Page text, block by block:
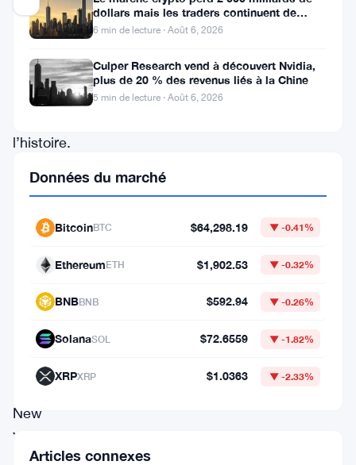
Securitize
vient
l’histoire.
société
débuts
Bourse
New
York
dollars mais les traders continuent de
miser sur l’effet de levier
6 min de lecture · Août 6, 2026
Culper Research vend à découvert Nvidia,
plus de 20 % des revenus liés à la Chine
5 min de lecture · Août 6, 2026
Données du marché
BitcoinBTC $64,298.19 ▼ -0.41%
EthereumETH $1,902.53 ▼ -0.32%
BNBBNB $592.94 ▼ -0.26%
SolanaSOL $72.6559 ▼ -1.82%
XRPXRP $1.0363 ▼ -2.33%
Articles connexes